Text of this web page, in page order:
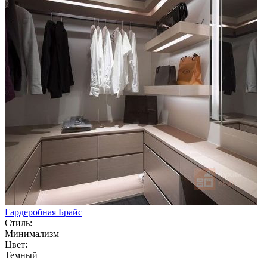
Гардеробная Брайс
Стиль:
Минимализм
Цвет:
Темный